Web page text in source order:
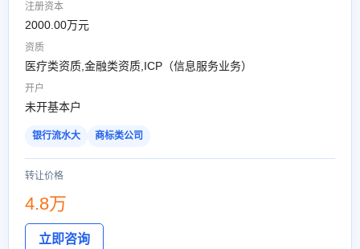
注册资本
2000.00万元
资质
医疗类资质,金融类资质,ICP（信息服务业务）
开户
未开基本户
银行流水大 商标类公司
转让价格
4.8万
立即咨询